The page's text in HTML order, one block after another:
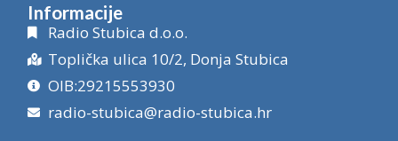
Informacije
Radio Stubica d.o.o.
Toplička ulica 10/2, Donja Stubica
OIB:29215553930
radio-stubica@radio-stubica.hr